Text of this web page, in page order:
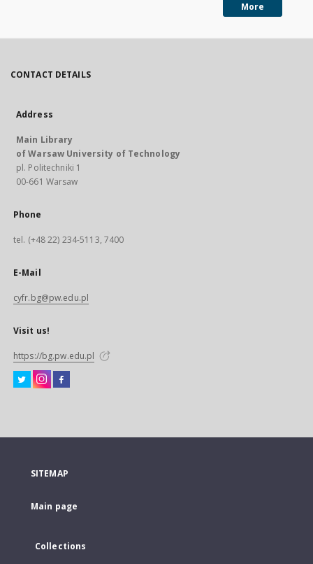
More
CONTACT DETAILS
Address
Main Library
of Warsaw University of Technology
pl. Politechniki 1
00-661 Warsaw
Phone
tel. (+48 22) 234-5113, 7400
E-Mail
cyfr.bg@pw.edu.pl
Visit us!
https://bg.pw.edu.pl
SITEMAP
Main page
Collections